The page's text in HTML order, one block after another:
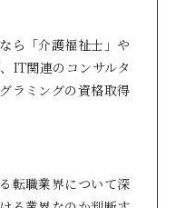
ら「介護福祉士」や
IT関連のコンサルタ
ラミングの資格取得
転職業界について深